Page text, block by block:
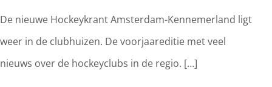
De nieuwe Hockeykrant Amsterdam-Kennemerland ligt
weer in de clubhuizen. De voorjaareditie met veel
nieuws over de hockeyclubs in de regio. […]